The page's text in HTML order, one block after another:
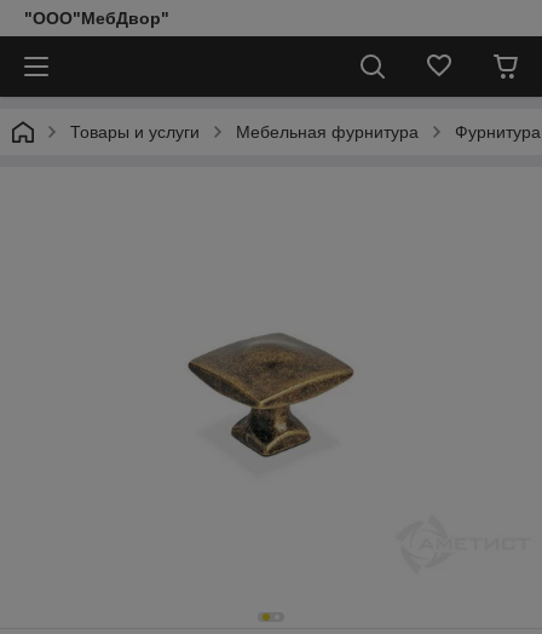
"ООО"МебДвор"
Товары и услуги Мебельная фурнитура